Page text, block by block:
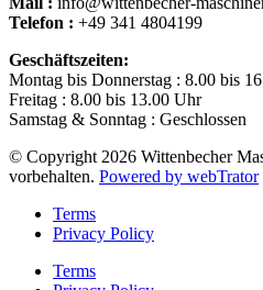
Telefon : +49 341 4804199
Geschäftszeiten:
Montag bis Donnerstag : 8.00 bis
Freitag : 8.00 bis 13.00 Uhr
Samstag & Sonntag : Geschlossen
© Copyright 2026 Wittenbecher
vorbehalten. Powered by webTrator
Terms
Privacy Policy
Terms